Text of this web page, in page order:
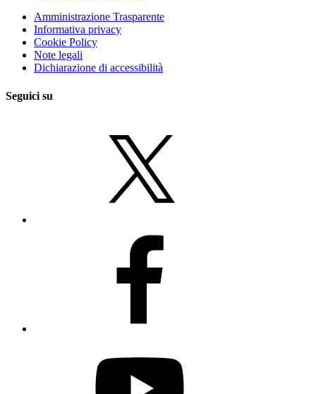
Amministrazione Trasparente
Informativa privacy
Cookie Policy
Note legali
Dichiarazione di accessibilità
Seguici su